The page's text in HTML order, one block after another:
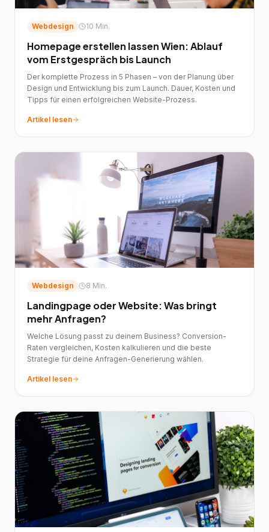
Webdesign 10 Min.
Homepage erstellen lassen Wien: Ablauf
vom Erstgespräch bis Launch
Der komplette Prozess in 5 Phasen – von der Planung über
Design und Entwicklung bis zum Launch. Dauer, Kosten und
Tipps für einen erfolgreichen Website-Prozess.
Artikel lesen
Webdesign 8 Min.
Landingpage oder Website: Was bringt
mehr Anfragen?
Welche Lösung passt zu deinem Business? Conversion-
Raten vergleichen, Kosten kalkulieren und die beste
Strategie für deine Anfragen-Generierung wählen.
Artikel lesen